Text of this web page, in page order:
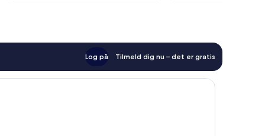
Log på Tilmeld dig nu – det er gratis